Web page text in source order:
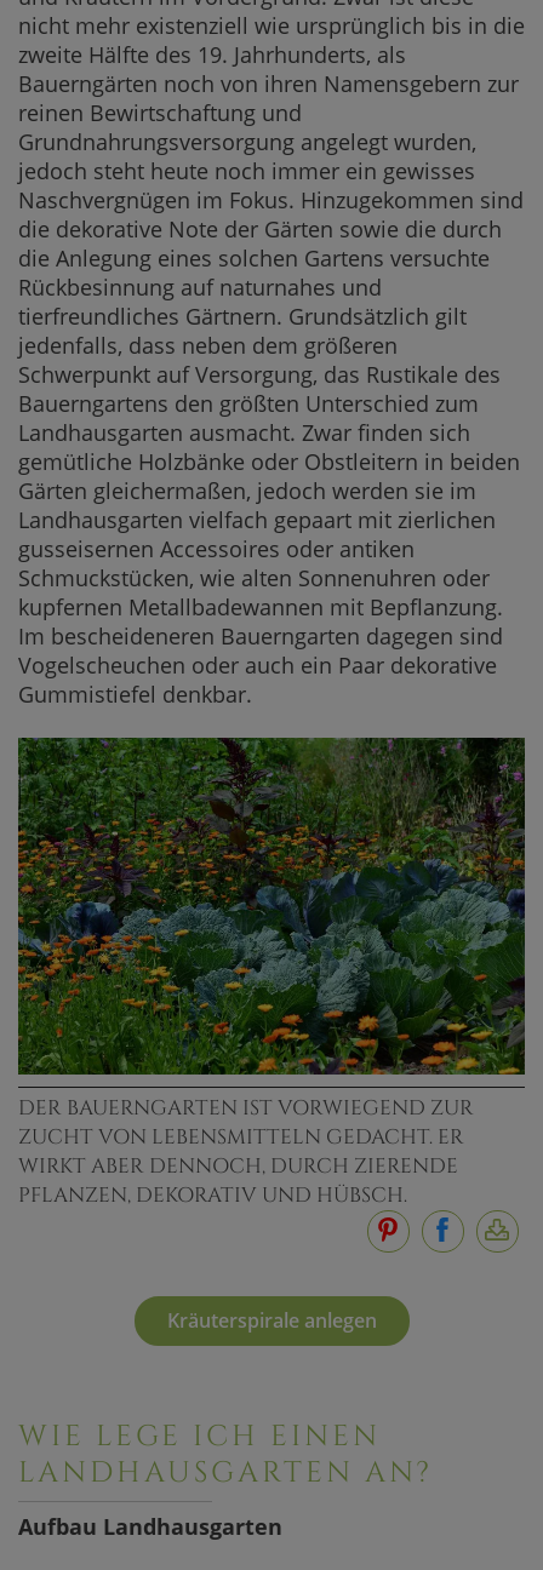
nicht mehr existenziell wie ursprünglich bis in die
zweite Hälfte des 19. Jahrhunderts, als
Bauerngärten noch von ihren Namensgebern zur
reinen Bewirtschaftung und
Grundnahrungsversorgung angelegt wurden,
jedoch steht heute noch immer ein gewisses
Naschvergnügen im Fokus. Hinzugekommen sind
die dekorative Note der Gärten sowie die durch
die Anlegung eines solchen Gartens versuchte
Rückbesinnung auf naturnahes und
tierfreundliches Gärtnern. Grundsätzlich gilt
jedenfalls, dass neben dem größeren
Schwerpunkt auf Versorgung, das Rustikale des
Bauerngartens den größten Unterschied zum
Landhausgarten ausmacht. Zwar finden sich
gemütliche Holzbänke oder Obstleitern in beiden
Gärten gleichermaßen, jedoch werden sie im
Landhausgarten vielfach gepaart mit zierlichen
gusseisernen Accessoires oder antiken
Schmuckstücken, wie alten Sonnenuhren oder
kupfernen Metallbadewannen mit Bepflanzung.
Im bescheideneren Bauerngarten dagegen sind
Vogelscheuchen oder auch ein Paar dekorative
Gummistiefel denkbar.
DER BAUERNGARTEN IST VORWIEGEND ZUR
ZUCHT VON LEBENSMITTELN GEDACHT. ER
WIRKT ABER DENNOCH, DURCH ZIERENDE
PFLANZEN, DEKORATIV UND HÜBSCH.
Kräuterspirale anlegen
WIE LEGE ICH EINEN
LANDHAUSGARTEN AN?
Aufbau Landhausgarten